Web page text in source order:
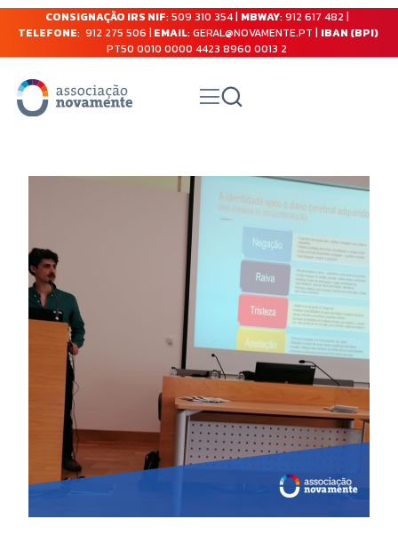
CONSIGNAÇÃO IRS NIF: 509 310 354 | MBWAY: 912 617 482 |
TELEFONE: 912 275 506 | EMAIL: GERAL@NOVAMENTE.PT | IBAN (BPI)
PT50 0010 0000 4423 8960 0013 2